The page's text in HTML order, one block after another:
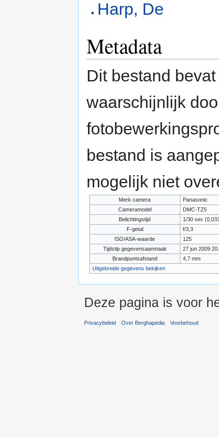
Harp, De
Metadata
Dit bestand
waarschijnlijk
bestand is
mogelijk niet
Merk camera
Panasonic
Cameramodel
DMC-TZ5
Belichtingstijd
1/30 sec
F-getal
f/3,3
ISO/ASA-waarde
125
Tijdstip gegevensaanmaak
27 jun 2009
Brandpuntsafstand
4,7 mm
Uitgebreide gegevens bekijken
Deze pagina is voor
Privacybeleid Over Berghapedia Voorbehoud